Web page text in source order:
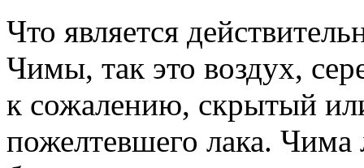
Что является
Чимы, так это воздух,
к сожалению, скрытый
пожелтевшего лака.